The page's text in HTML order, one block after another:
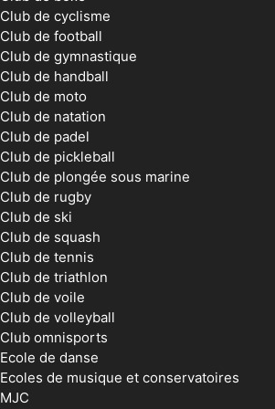
Club de cyclisme
Club de football
Club de gymnastique
Club de handball
Club de moto
Club de natation
Club de padel
Club de pickleball
Club de plongée sous marine
Club de rugby
Club de ski
Club de squash
Club de tennis
Club de triathlon
Club de voile
Club de volleyball
Club omnisports
Ecole de danse
Ecoles de musique et conservatoires
MJC